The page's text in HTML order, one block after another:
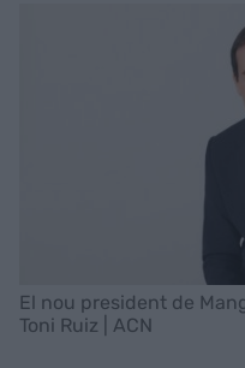
El nou president de
Toni Ruiz | ACN